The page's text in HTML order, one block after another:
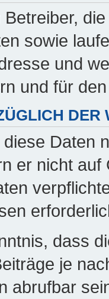
sowie
und
und für
DER
Daten
er nicht
dass
je
abrufbar